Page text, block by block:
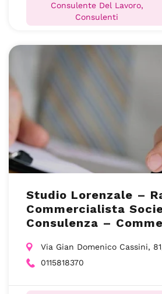
Consulente Del Lavoro,
Consulenti
Studio Lorenzale –
Commercialista
Consulenza –
Via Gian Domenico Cassini,
0115818370